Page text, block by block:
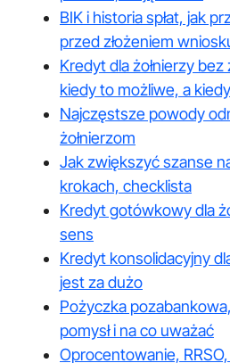
BIK i historia spłat, jak
przed złożeniem
Kredyt dla żołnierzy
kiedy to możliwe, a
Najczęstsze powody
żołnierzom
Jak zwiększyć szanse
krokach, checklista
Kredyt gotówkowy dla
sens
Kredyt konsolidacyjny
jest za dużo
Pożyczka
pomysł i na co uważać
Oprocentowanie,